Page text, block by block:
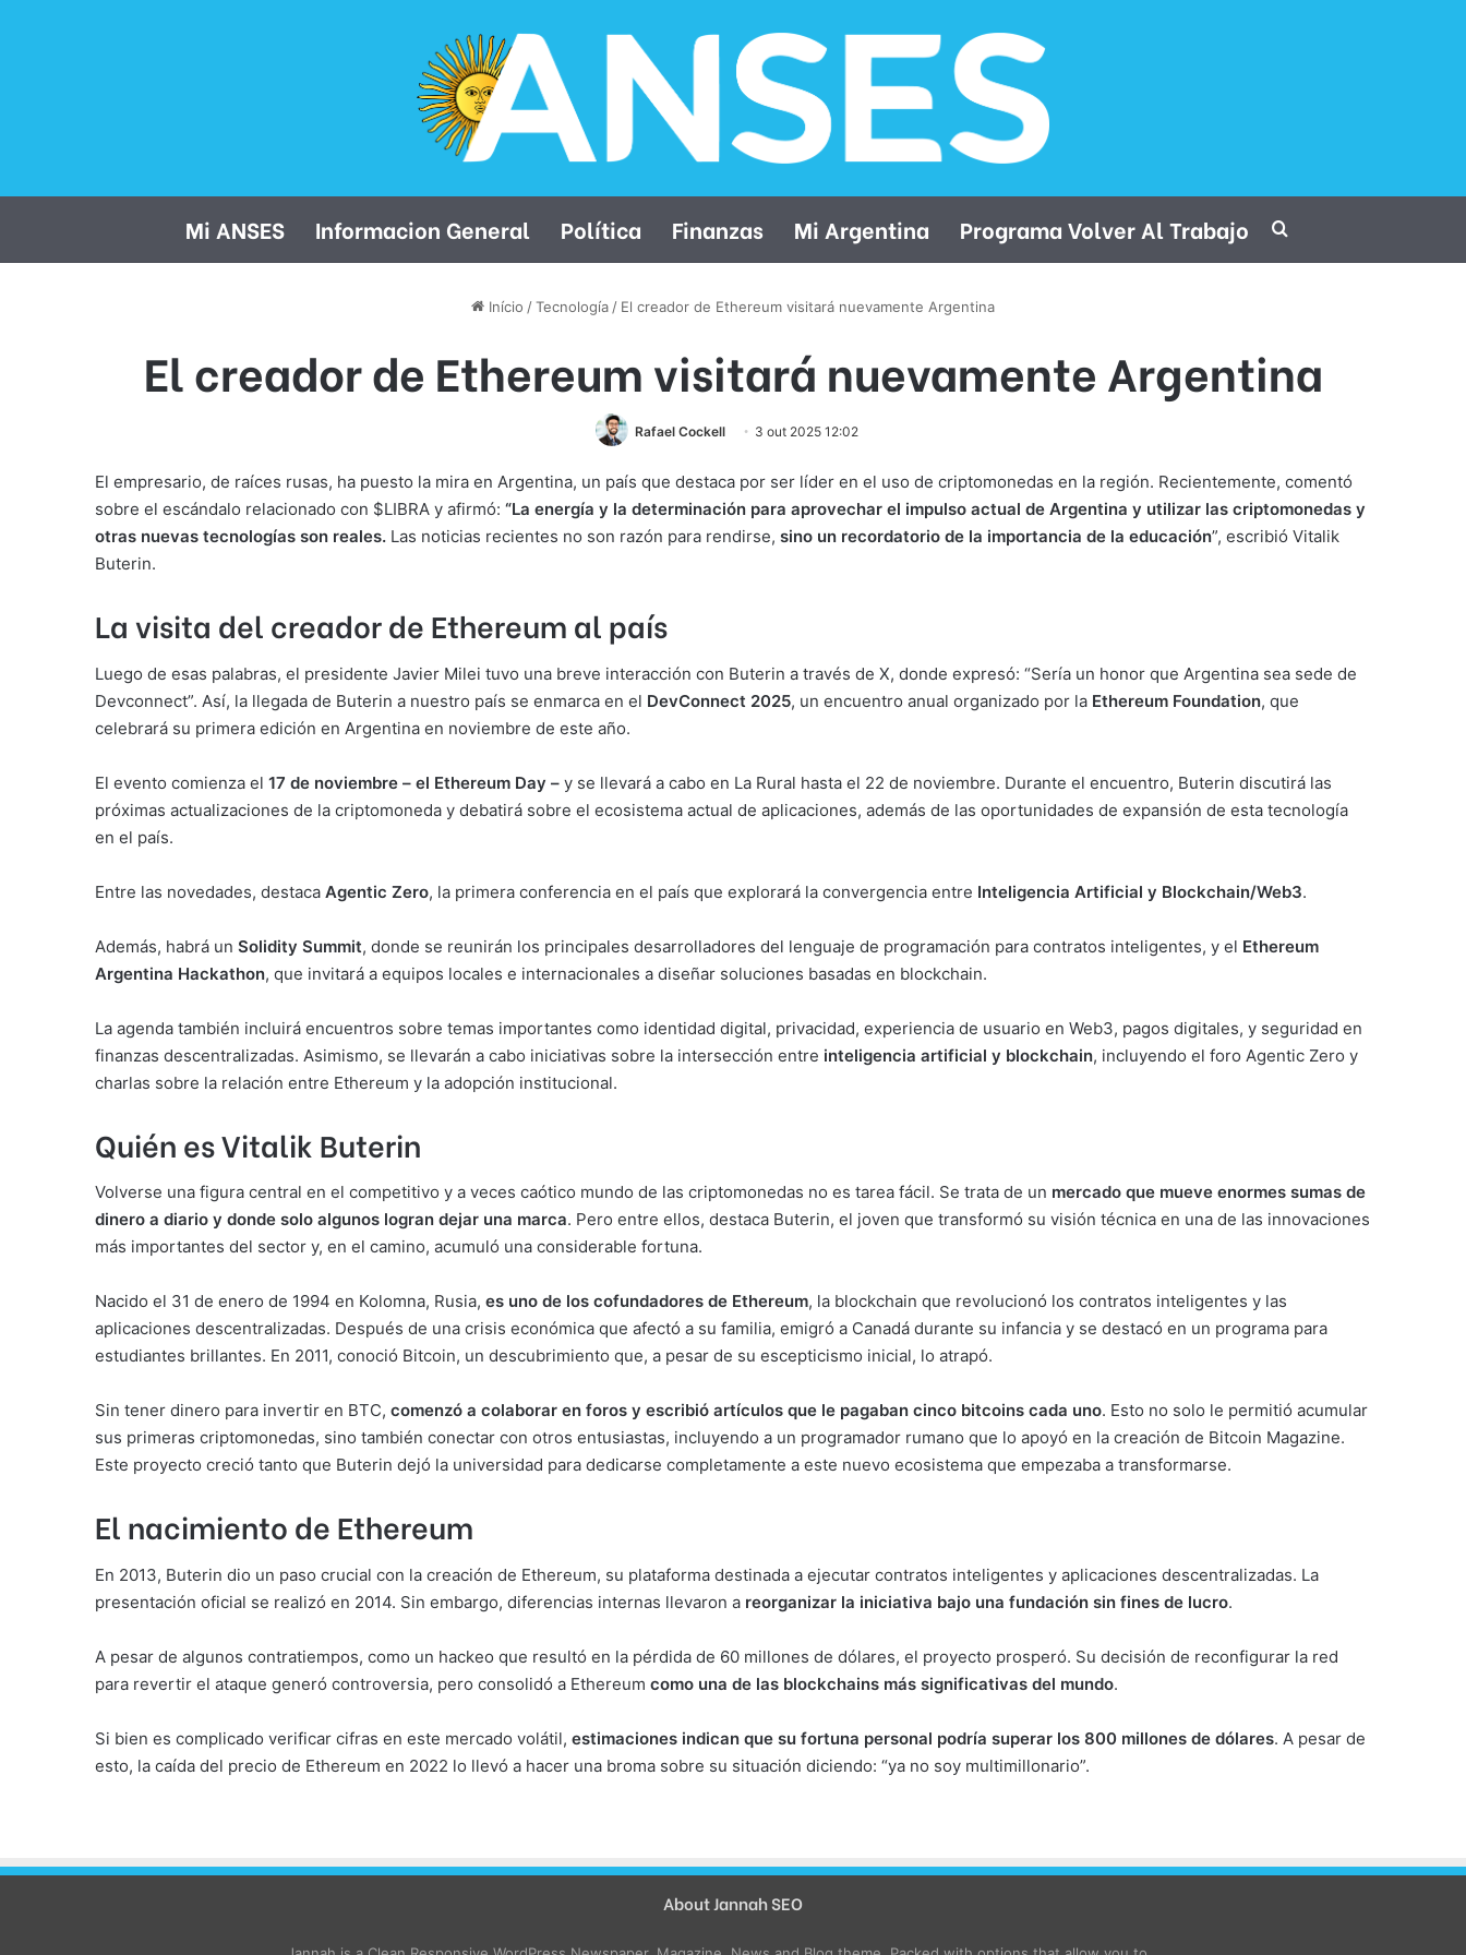
Mi ANSES Informacion General Política Finanzas Mi Argentina Programa Volver Al Trabajo
Início /Tecnología / El creador de Ethereum visitará nuevamente Argentina
El creador de Ethereum visitará nuevamente Argentina
Rafael Cockell 3 out 2025 12:02
El empresario, de raíces rusas, ha puesto la mira en Argentina, un país que destaca por ser líder en el uso de criptomonedas en la región. Recientemente, comentó
sobre el escándalo relacionado con $LIBRA y afirmó: “La energía y la determinación para aprovechar el impulso actual de Argentina y utilizar las criptomonedas y
otras nuevas tecnologías son reales. Las noticias recientes no son razón para rendirse, sino un recordatorio de la importancia de la educación”, escribió Vitalik
Buterin.
La visita del creador de Ethereum al país
Luego de esas palabras, el presidente Javier Milei tuvo una breve interacción con Buterin a través de X, donde expresó: “Sería un honor que Argentina sea sede de
Devconnect”. Así, la llegada de Buterin a nuestro país se enmarca en el DevConnect 2025, un encuentro anual organizado por la Ethereum Foundation, que
celebrará su primera edición en Argentina en noviembre de este año.
El evento comienza el 17 de noviembre – el Ethereum Day – y se llevará a cabo en La Rural hasta el 22 de noviembre. Durante el encuentro, Buterin discutirá las
próximas actualizaciones de la criptomoneda y debatirá sobre el ecosistema actual de aplicaciones, además de las oportunidades de expansión de esta tecnología
en el país.
Entre las novedades, destaca Agentic Zero, la primera conferencia en el país que explorará la convergencia entre Inteligencia Artificial y Blockchain/Web3.
Además, habrá un Solidity Summit, donde se reunirán los principales desarrolladores del lenguaje de programación para contratos inteligentes, y el Ethereum
Argentina Hackathon, que invitará a equipos locales e internacionales a diseñar soluciones basadas en blockchain.
La agenda también incluirá encuentros sobre temas importantes como identidad digital, privacidad, experiencia de usuario en Web3, pagos digitales, y seguridad en
finanzas descentralizadas. Asimismo, se llevarán a cabo iniciativas sobre la intersección entre inteligencia artificial y blockchain, incluyendo el foro Agentic Zero y
charlas sobre la relación entre Ethereum y la adopción institucional.
Quién es Vitalik Buterin
Volverse una figura central en el competitivo y a veces caótico mundo de las criptomonedas no es tarea fácil. Se trata de un mercado que mueve enormes sumas de
dinero a diario y donde solo algunos logran dejar una marca. Pero entre ellos, destaca Buterin, el joven que transformó su visión técnica en una de las innovaciones
más importantes del sector y, en el camino, acumuló una considerable fortuna.
Nacido el 31 de enero de 1994 en Kolomna, Rusia, es uno de los cofundadores de Ethereum, la blockchain que revolucionó los contratos inteligentes y las
aplicaciones descentralizadas. Después de una crisis económica que afectó a su familia, emigró a Canadá durante su infancia y se destacó en un programa para
estudiantes brillantes. En 2011, conoció Bitcoin, un descubrimiento que, a pesar de su escepticismo inicial, lo atrapó.
Sin tener dinero para invertir en BTC, comenzó a colaborar en foros y escribió artículos que le pagaban cinco bitcoins cada uno. Esto no solo le permitió acumular
sus primeras criptomonedas, sino también conectar con otros entusiastas, incluyendo a un programador rumano que lo apoyó en la creación de Bitcoin Magazine.
Este proyecto creció tanto que Buterin dejó la universidad para dedicarse completamente a este nuevo ecosistema que empezaba a transformarse.
El nacimiento de Ethereum
En 2013, Buterin dio un paso crucial con la creación de Ethereum, su plataforma destinada a ejecutar contratos inteligentes y aplicaciones descentralizadas. La
presentación oficial se realizó en 2014. Sin embargo, diferencias internas llevaron a reorganizar la iniciativa bajo una fundación sin fines de lucro.
A pesar de algunos contratiempos, como un hackeo que resultó en la pérdida de 60 millones de dólares, el proyecto prosperó. Su decisión de reconfigurar la red
para revertir el ataque generó controversia, pero consolidó a Ethereum como una de las blockchains más significativas del mundo.
Si bien es complicado verificar cifras en este mercado volátil, estimaciones indican que su fortuna personal podría superar los 800 millones de dólares. A pesar de
esto, la caída del precio de Ethereum en 2022 lo llevó a hacer una broma sobre su situación diciendo: “ya no soy multimillonario”.
About Jannah SEO